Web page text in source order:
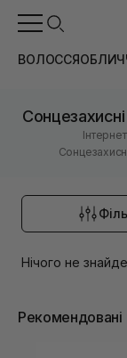
ВОЛОССЯ
Нічого не
Рекомендовані